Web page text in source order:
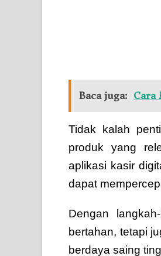
Baca juga: Cara
Tidak kalah
produk yang
aplikasi kasir
dapat
Dengan
bertahan, tetapi
berdaya saing